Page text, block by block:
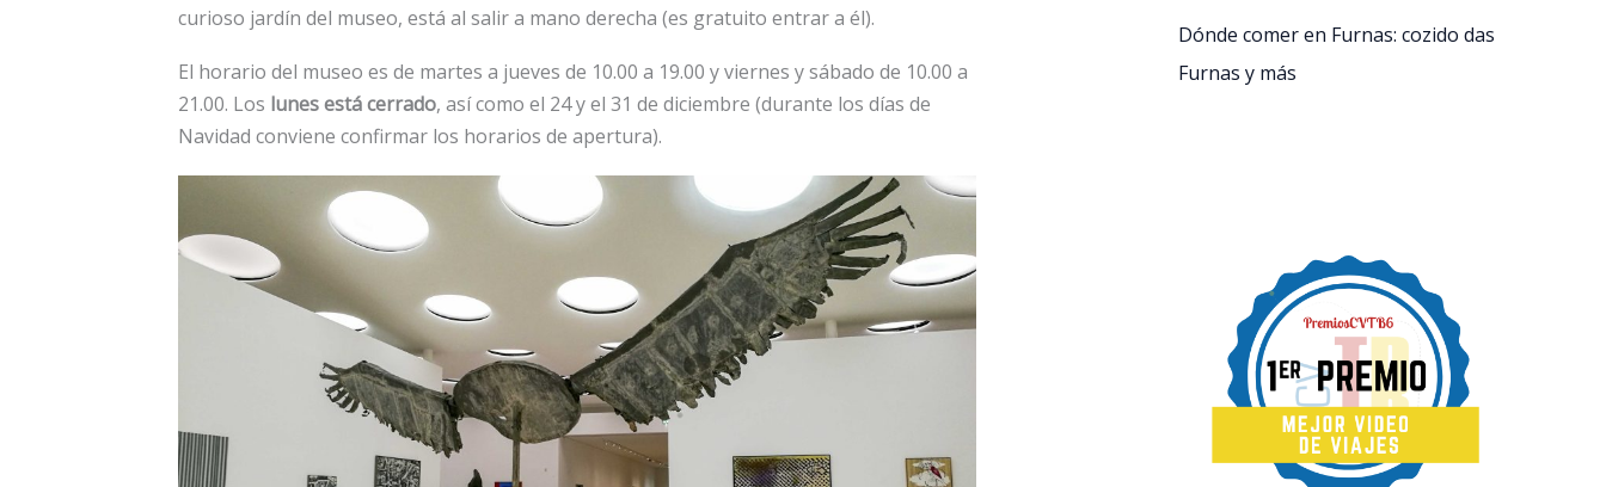
curioso jardín del museo, está al salir a mano derecha (es gratuito entrar a él).
El horario del museo es de martes a jueves de 10.00 a 19.00 y viernes y sábado de 10.00 a
21.00. Los lunes está cerrado, así como el 24 y el 31 de diciembre (durante los días de
Navidad conviene confirmar los horarios de apertura).
Dónde comer en Furnas: cozido das
Furnas y más